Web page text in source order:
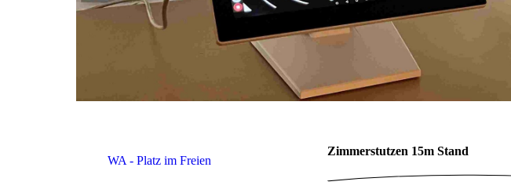
WA - Platz im Freien
Zimmerstutzen 15m Stand